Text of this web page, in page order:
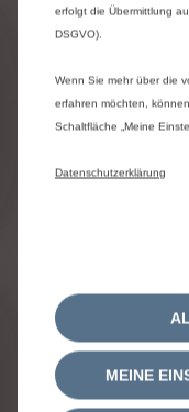
Sicherheit &
Color-Paket
Farb-Paket Weiß
Sonstige
Reihe 2:
umklappbar
erfolgt die Übermittlung
DSGVO).
Wenn Sie mehr über die
erfahren möchten,
Schaltfläche „Meine
Datenschutzerklärung
MEINE